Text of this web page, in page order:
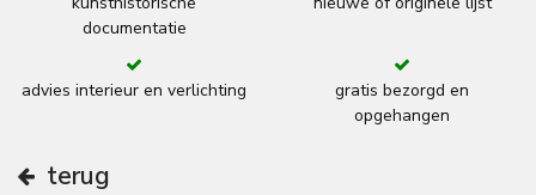
documentatie
advies interieur en verlichting
gratis bezorgd en
opgehangen
terug